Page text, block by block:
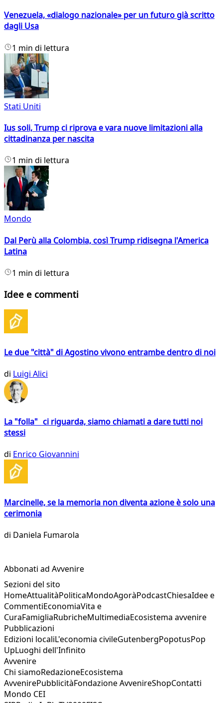
Venezuela, «dialogo nazionale» per un futuro già scritto
dagli Usa
1 min di lettura
Stati Uniti
Ius soli, Trump ci riprova e vara nuove limitazioni alla
cittadinanza per nascita
1 min di lettura
Mondo
Dal Perù alla Colombia, così Trump ridisegna l'America
Latina
1 min di lettura
Idee e commenti
Le due "città" di Agostino vivono entrambe dentro di noi
di Luigi Alici
La "folla" ci riguarda, siamo chiamati a dare tutti noi
stessi
di Enrico Giovannini
Marcinelle, se la memoria non diventa azione è solo una
cerimonia
di Daniela Fumarola
Abbonati ad Avvenire
Sezioni del sito
HomeAttualitàPoliticaMondoAgoràPodcastChiesaIdee e
CommentiEconomiaVita e
CuraFamigliaRubricheMultimediaEcosistema avvenire
Pubblicazioni
Edizioni localiL'economia civileGutenbergPopotusPop
UpLuoghi dell'Infinito
Avvenire
Chi siamoRedazioneEcosistema
AvvenirePubblicitàFondazione AvvenireShopContatti
Mondo CEI